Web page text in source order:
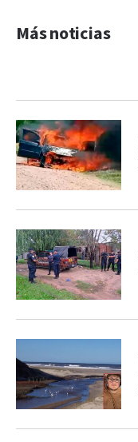
Más noticias